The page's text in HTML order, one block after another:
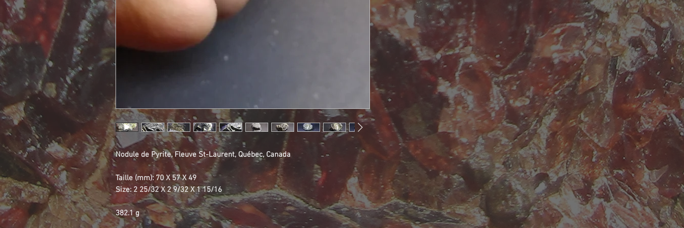
Nodule de Pyrite, Fleuve St-Laurent, Québec, Canada
Taille (mm): 70 X 57 X 49
Size: 2 25/32 X 2 9/32 X 1 15/16
382.1 g